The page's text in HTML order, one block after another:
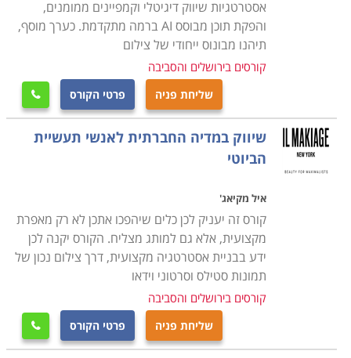
ועל תחילת השימוש בו לצורך שיווק.
בקורס שיווק באינטרנט תתמקצעו בכל אחת מהדרכים
מדרכי השיווק באינטרנט כדוגמת: פרסום, מיתוג, הגדרת
קהל יעד ומטרות, שימוש ברשתות חברתיות, שליחת ניוזלטר,
מאמרים, בלוגים ופורומים. היבט נוסף בקורס עוסק בלימוד
סטטיסטים למדידת תנועה, יחסי המרה והשגת מטרות.
כן, תרכשו כלים בתחום הקידום באינטרנט כגון: קידום אורגני
במנועי חיפוש, קידום ממומן בגוגל, מחקרי שוק, חיפושי
מילות מפתח רלוונטיות ומציאת תנועה איכותית וכן כלים
למדידת ושיפור יחסי המרה.
היבט חשוב בקורס נוגע לתחום המשפטי: מה מותר ומה
אסור בשיווק, שמירה על זכויות יוצרים, מידע על הפרת
זכויות יוצרים והתמודדות עם הוצאת לשון הרע דרך
אסטרטגיות שיווק דיגיטלי וקמפיינים ממומנים,
והפקת תוכן מבוסס AI ברמה מתקדמת. כערך מוסף,
תיהנו מבונוס ייחודי של צילום
קורסים בירושלים והסביבה
שליחת פניה פרטי הקורס 
שיווק במדיה החברתית לאנשי תעשיית
הביוטי
איל מקיאג'
קורס זה יעניק לכן כלים שיהפכו אתכן לא רק מאפרת
מקצועית, אלא גם למותג מצליח. הקורס יקנה לכן
ידע בבניית אסטרטגיה מקצועית, דרך צילום נכון של
תמונות סטילס וסרטוני וידאו
קורסים בירושלים והסביבה
שליחת פניה פרטי הקורס 